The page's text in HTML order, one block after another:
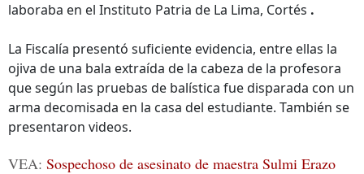
laboraba en el Instituto Patria de La Lima, Cortés .
La Fiscalía presentó suficiente evidencia, entre ellas la
ojiva de una bala extraída de la cabeza de la profesora
que según las pruebas de balística fue disparada con un
arma decomisada en la casa del estudiante. También se
presentaron videos.
VEA: Sospechoso de asesinato de maestra Sulmi Erazo